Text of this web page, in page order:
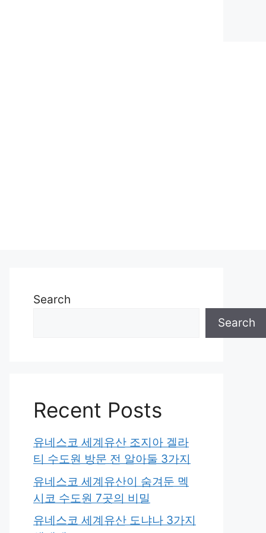
Search
Search
Recent Posts
유네스코 세계유산 조지아 겔라
티 수도원 방문 전 알아둘 3가지
유네스코 세계유산이 숨겨둔 멕
시코 수도원 7곳의 비밀
유네스코 세계유산 도냐나 3가지